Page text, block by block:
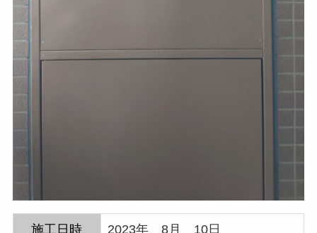
施工日時 2023年 8月 10日